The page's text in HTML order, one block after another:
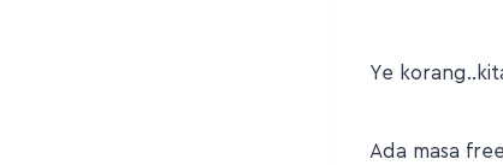
Ye
Ada masa